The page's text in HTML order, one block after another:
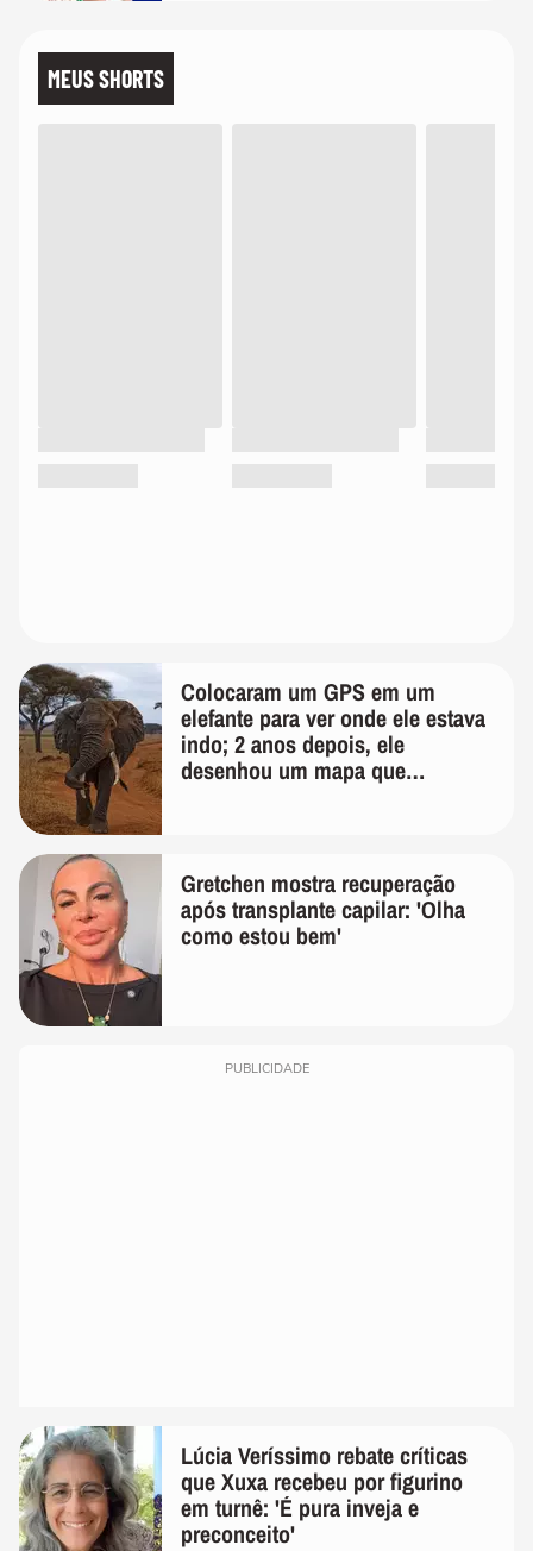
MEUS SHORTS
Colocaram um GPS em um
elefante para ver onde ele estava
indo; 2 anos depois, ele
desenhou um mapa que
Gretchen mostra recuperação
após transplante capilar: 'Olha
como estou bem'
PUBLICIDADE
Lúcia Veríssimo rebate críticas
que Xuxa recebeu por figurino
em turnê: 'É pura inveja e
preconceito'